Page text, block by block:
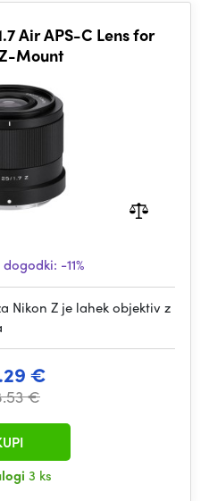
Air APS-C Lens for
Mount
dogodki: -11%
Nikon Z je lahek objektiv z
€
€
3 ks